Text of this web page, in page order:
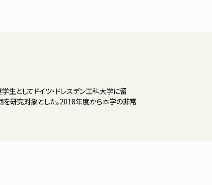
としてドイツ・ドレスデン工科大学に留
研究対象とした。2018年度から本学の非常